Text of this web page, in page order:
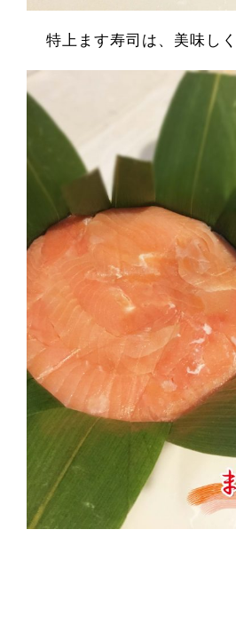
特上ます寿司は、美味し